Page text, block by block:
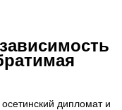
дипломат и